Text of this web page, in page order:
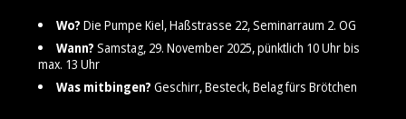
Wo? Die Pumpe Kiel, Haßstrasse 22, Seminarraum 2. OG
Wann? Samstag, 29. November 2025, pünktlich 10 Uhr bis
max. 13 Uhr
Was mitbingen? Geschirr, Besteck, Belag fürs Brötchen